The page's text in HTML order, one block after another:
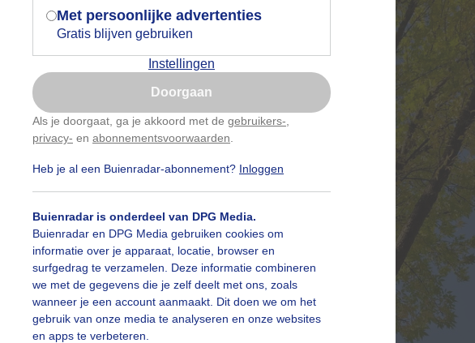
Met persoonlijke advertenties
Gratis blijven gebruiken
Instellingen
Doorgaan
Als je doorgaat, ga je akkoord met de gebruikers-
privacy- en abonnementsvoorwaarden
Heb je al een Buienradar-abonnement? Inloggen
Buienradar is onderdeel van DPG Media.
Buienradar en DPG Media gebruiken cookies om
informatie over je apparaat, locatie, browser en
surfgedrag te verzamelen. Deze informatie combineren
we met de gegevens die je zelf deelt met ons, zoals
wanneer je een account aanmaakt. Dit doen we om het
gebruik van onze media te analyseren en onze websites
en apps te verbeteren.
je browser waarin deze toestemming
gevraagd wordt.
Is goed, toon de popup
Nu niet, misschien later
Gebruik je Safari en wil je niet elke dag deze pop-up
Klikhierom dit aan te passen